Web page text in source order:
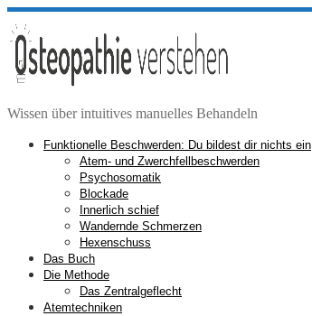
Zum
Inhalt
springen
Wissen über intuitives manuelles Behandeln
Funktionelle Beschwerden: Du bildest dir nichts ein
Atem- und Zwerchfellbeschwerden
Psychosomatik
Blockade
Innerlich schief
Wandernde Schmerzen
Hexenschuss
Das Buch
Die Methode
Das Zentralgeflecht
Atemtechniken